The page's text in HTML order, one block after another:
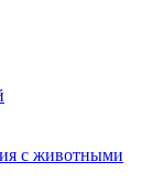
с животными